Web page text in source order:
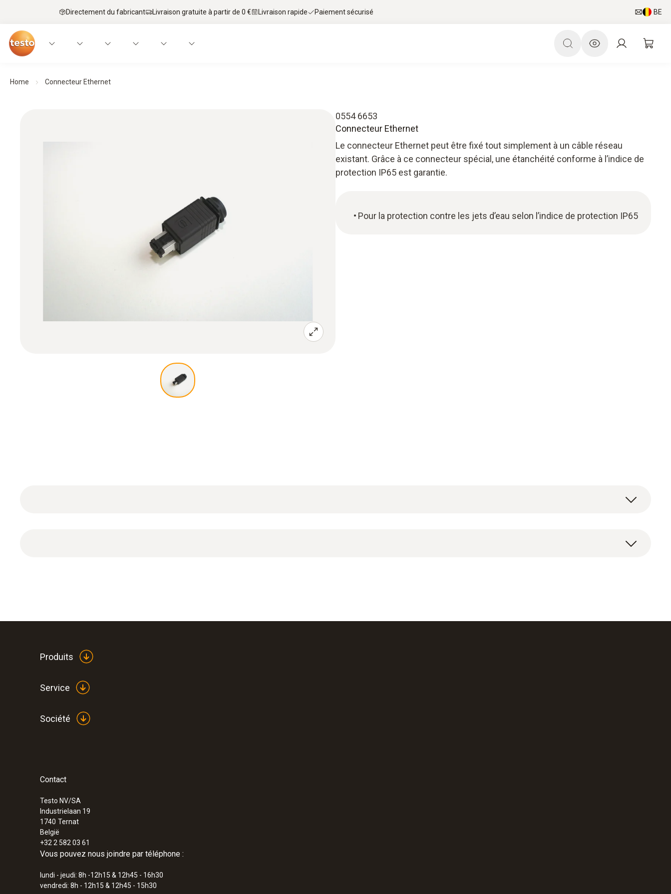
Directement du fabricant Livraison gratuite à partir de 0 € Livraison rapide Paiement sécurisé BE
Home Connecteur Ethernet
0554 6653
Connecteur Ethernet
Le connecteur Ethernet peut être fixé tout simplement à un câble réseau
existant. Grâce à ce connecteur spécial, une étanchéité conforme à l’indice de
protection IP65 est garantie.
Pour la protection contre les jets d’eau selon l’indice de protection IP65
:0555 6351
l’industrie
Produits
Service
Société
Contact
Testo NV/SA
Industrielaan 19
1740 Ternat
België
+32 2 582 03 61
Vous pouvez nous joindre par téléphone :
lundi - jeudi: 8h -12h15 & 12h45 - 16h30
vendredi: 8h - 12h15 & 12h45 - 15h30